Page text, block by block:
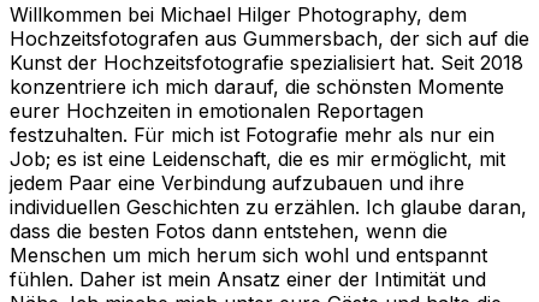
Willkommen bei Michael Hilger Photography, dem
Hochzeitsfotografen aus Gummersbach, der sich auf die
Kunst der Hochzeitsfotografie spezialisiert hat. Seit 2018
konzentriere ich mich darauf, die schönsten Momente
eurer Hochzeiten in emotionalen Reportagen
festzuhalten. Für mich ist Fotografie mehr als nur ein
Job; es ist eine Leidenschaft, die es mir ermöglicht, mit
jedem Paar eine Verbindung aufzubauen und ihre
individuellen Geschichten zu erzählen. Ich glaube daran,
dass die besten Fotos dann entstehen, wenn die
Menschen um mich herum sich wohl und entspannt
fühlen. Daher ist mein Ansatz einer der Intimität und